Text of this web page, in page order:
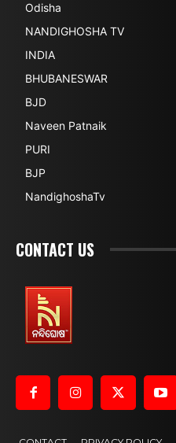
Odisha
NANDIGHOSHA TV
INDIA
BHUBANESWAR
BJD
Naveen Patnaik
PURI
BJP
NandighoshaTv
CONTACT US